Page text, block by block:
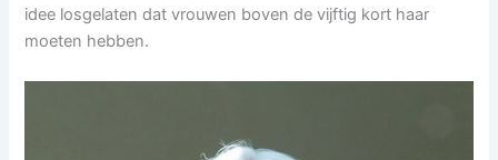
idee losgelaten dat vrouwen boven de vijftig kort haar
moeten hebben.